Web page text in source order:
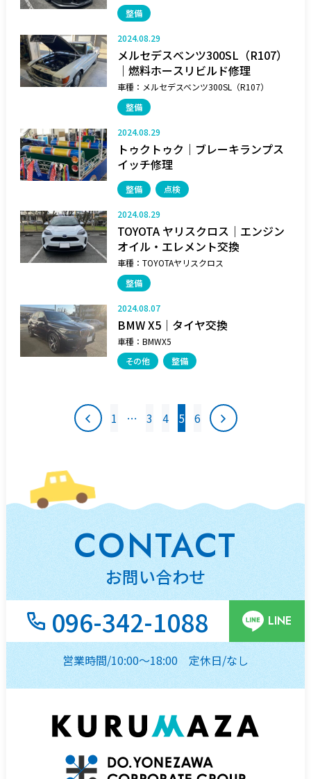
整備
2024.08.29
メルセデスベンツ300SL（R107）
｜燃料ホースリビルド修理
車種： メルセデスベンツ300SL（R107）
整備
2024.08.29
トゥクトゥク｜ブレーキランプス
イッチ修理
整備 点検
2024.08.29
TOYOTA ヤリスクロス｜エンジン
オイル・エレメント交換
車種： TOYOTAヤリスクロス
整備
2024.08.07
BMW X5｜タイヤ交換
車種： BMWX5
その他
整備
ジ
送
り
1 … 3 4 5 6
CONTACT
お問い合わせ
096-342-1088 LINE
営業時間/10:00～18:00定休日/なし